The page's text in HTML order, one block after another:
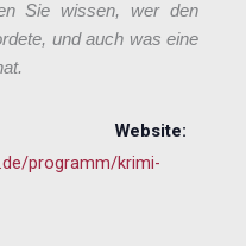
Sie wissen, wer den
und auch was eine
Website:
programm/krimi-